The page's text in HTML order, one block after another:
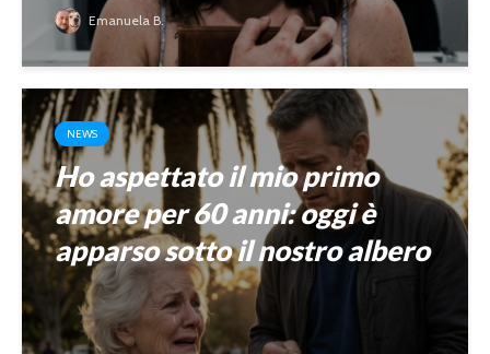
Emanuela B.
NEWS
Ho aspettato il mio primo
amore per 60 anni: oggi è
apparso sotto il nostro albero